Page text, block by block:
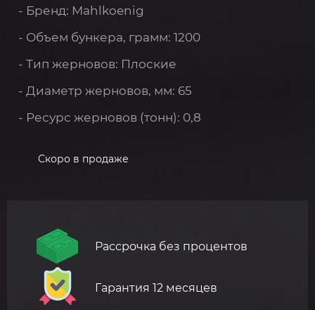
- Бренд: Mahlkoenig
- Объем бункера, грамм: 1200
- Тип жерновов: Плоские
- Диаметр жерновов, мм: 65
- Ресурс жерновов (тонн): 0,8
Скоро в продаже
Рассрочка без процентов
Гарантия 12 месяцев